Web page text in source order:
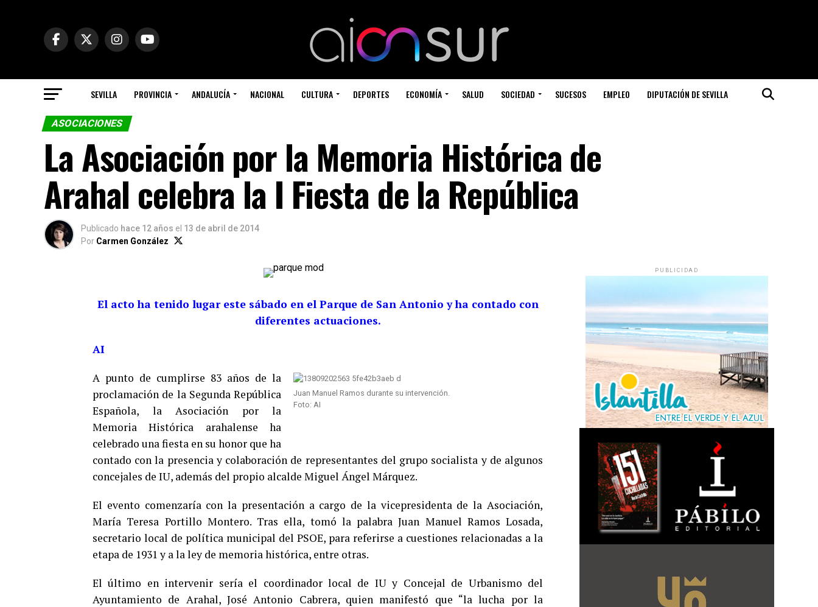
SEVILLA PROVINCIA ANDALUCÍA NACIONAL CULTURA DEPORTES ECONOMÍA SALUD SOCIEDAD SUCESOS EMPLEO DIPUTACIÓN DE SEVILLA
ASOCIACIONES
La Asociación por la Memoria Histórica de
Arahal celebra la I Fiesta de la República
Publicado hace 12 años el 13 de abril de 2014
Por Carmen González
El acto ha tenido lugar este sábado en el Parque de San Antonio y ha contado con
diferentes actuaciones.
AI
Juan Manuel Ramos durante su intervención.
Foto: AI
A punto de cumplirse 83 años de la
proclamación de la Segunda República
Española, la Asociación por la
Memoria Histórica arahalense ha
celebrado una fiesta en su honor que ha
contado con la presencia y colaboración de representantes del grupo socialista y de algunos
concejales de IU, además del propio alcalde Miguel Ángel Márquez.
El evento comenzaría con la presentación a cargo de la vicepresidenta de la Asociación,
María Teresa Portillo Montero. Tras ella, tomó la palabra Juan Manuel Ramos Losada,
secretario local de política municipal del PSOE, para referirse a cuestiones relacionadas a la
etapa de 1931 y a la ley de memoria histórica, entre otras.
El último en intervenir sería el coordinador local de IU y Concejal de Urbanismo del
Ayuntamiento de Arahal, José Antonio Cabrera, quien manifestó que “la lucha por la
PUBLICIDAD